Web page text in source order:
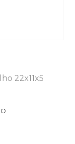
22x11x5